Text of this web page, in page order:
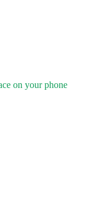
on your phone